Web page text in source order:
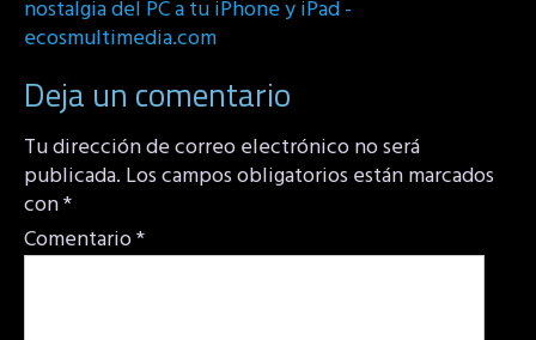
nostalgia del PC a tu iPhone y iPad -
ecosmultimedia.com
Deja un comentario
Tu dirección de correo electrónico no será
publicada. Los campos obligatorios están marcados
con*
Comentario*